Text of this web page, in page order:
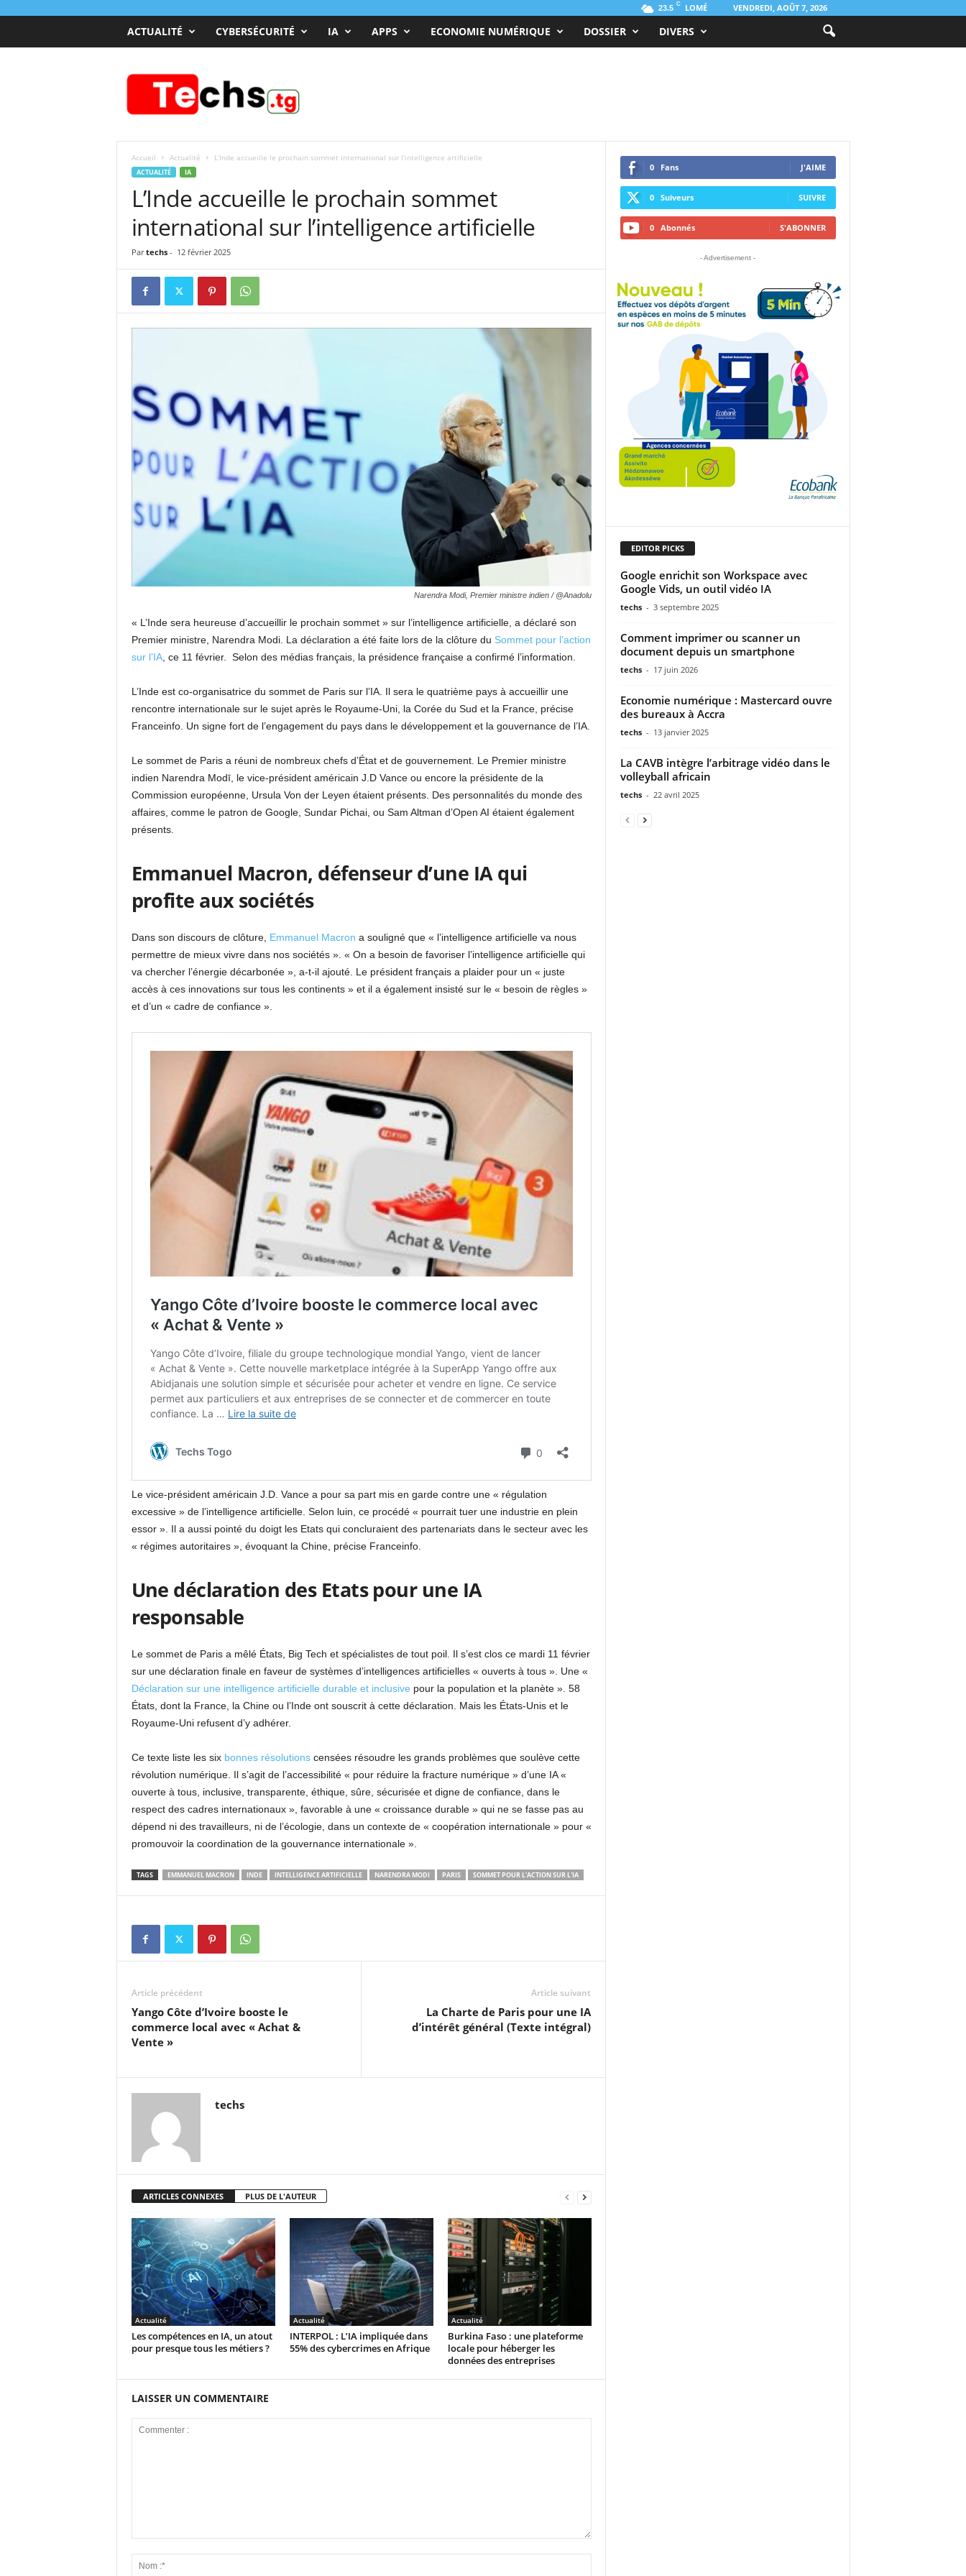
23.5 C LOMÉ VENDREDI, AOÛT 7, 2026
ACTUALITÉ CYBERSÉCURITÉ IA APPS ECONOMIE NUMÉRIQUE DOSSIER DIVERS
Accueil Actualité L’Inde accueille le prochain sommet international sur l’intelligence artificielle
ACTUALITÉ IA
L’Inde accueille le prochain sommet
international sur l’intelligence artificielle
Par techs- 12 février 2025
Narendra Modi, Premier ministre indien / @Anadolu
« L’Inde sera heureuse d’accueillir le prochain sommet » sur l’intelligence artificielle, a déclaré son
Premier ministre, Narendra Modi. La déclaration a été faite lors de la clôture du Sommet pour l’action
sur l’IA, ce 11 février. Selon des médias français, la présidence française a confirmé l’information.
L’Inde est co-organisatrice du sommet de Paris sur l’IA. Il sera le quatrième pays à accueillir une
rencontre internationale sur le sujet après le Royaume-Uni, la Corée du Sud et la France, précise
Franceinfo. Un signe fort de l’engagement du pays dans le développement et la gouvernance de l’IA.
Le sommet de Paris a réuni de nombreux chefs d’État et de gouvernement. Le Premier ministre
indien Narendra Modī, le vice-président américain J.D Vance ou encore la présidente de la
Commission européenne, Ursula Von der Leyen étaient présents. Des personnalités du monde des
affaires, comme le patron de Google, Sundar Pichai, ou Sam Altman d’Open AI étaient également
présents.
Emmanuel Macron, défenseur d’une IA qui
profite aux sociétés
Dans son discours de clôture, Emmanuel Macron a souligné que « l’intelligence artificielle va nous
permettre de mieux vivre dans nos sociétés ». « On a besoin de favoriser l’intelligence artificielle qui
va chercher l’énergie décarbonée », a-t-il ajouté. Le président français a plaider pour un « juste
accès à ces innovations sur tous les continents » et il a également insisté sur le « besoin de règles »
et d’un « cadre de confiance ».
Le vice-président américain J.D. Vance a pour sa part mis en garde contre une « régulation
excessive » de l’intelligence artificielle. Selon luin, ce procédé « pourrait tuer une industrie en plein
essor ». Il a aussi pointé du doigt les Etats qui concluraient des partenariats dans le secteur avec les
« régimes autoritaires », évoquant la Chine, précise Franceinfo.
Une déclaration des Etats pour une IA
responsable
Le sommet de Paris a mêlé États, Big Tech et spécialistes de tout poil. Il s’est clos ce mardi 11 février
sur une déclaration finale en faveur de systèmes d’intelligences artificielles « ouverts à tous ». Une «
Déclaration sur une intelligence artificielle durable et inclusive pour la population et la planète ». 58
États, dont la France, la Chine ou l’Inde ont souscrit à cette déclaration. Mais les États-Unis et le
Royaume-Uni refusent d’y adhérer.
Ce texte liste les six bonnes résolutionscensées résoudre les grands problèmes que soulève cette
révolution numérique. Il s’agit de l’accessibilité « pour réduire la fracture numérique » d’une IA «
ouverte à tous, inclusive, transparente, éthique, sûre, sécurisée et digne de confiance, dans le
respect des cadres internationaux », favorable à une « croissance durable » qui ne se fasse pas au
dépend ni des travailleurs, ni de l’écologie, dans un contexte de « coopération internationale » pour «
promouvoir la coordination de la gouvernance internationale ».
TAGS EMMANUEL MACRON INDE INTELLIGENCE ARTIFICIELLE NARENDRA MODI PARIS SOMMET POUR L'ACTION SUR L'IA
Article précédent
Yango Côte d’Ivoire booste le
commerce local avec « Achat &
Vente »
Article suivant
La Charte de Paris pour une IA
d’intérêt général (Texte intégral)
techs
ARTICLES CONNEXES PLUS DE L'AUTEUR
Actualité
Les compétences en IA, un atout
pour presque tous les métiers ?
Actualité
INTERPOL : L’IA impliquée dans
55% des cybercrimes en Afrique
Actualité
Burkina Faso : une plateforme
locale pour héberger les
données des entreprises
LAISSER UN COMMENTAIRE
0 Fans J'AIME
0 Suiveurs SUIVRE
0 Abonnés S'ABONNER
- Advertisement -
EDITOR PICKS
Google enrichit son Workspace avec
Google Vids, un outil vidéo IA
techs - 3 septembre 2025
Comment imprimer ou scanner un
document depuis un smartphone
techs - 17 juin 2026
Economie numérique : Mastercard ouvre
des bureaux à Accra
techs - 13 janvier 2025
La CAVB intègre l’arbitrage vidéo dans le
volleyball africain
techs - 22 avril 2025